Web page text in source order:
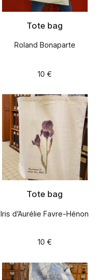
Tote bag
Roland Bonaparte
10 €
Tote bag
Iris d’Aurélie Favre-Hénon
10 €